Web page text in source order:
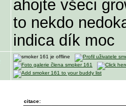
ahojte všeci
to nekdo
indica dík moc
citace: